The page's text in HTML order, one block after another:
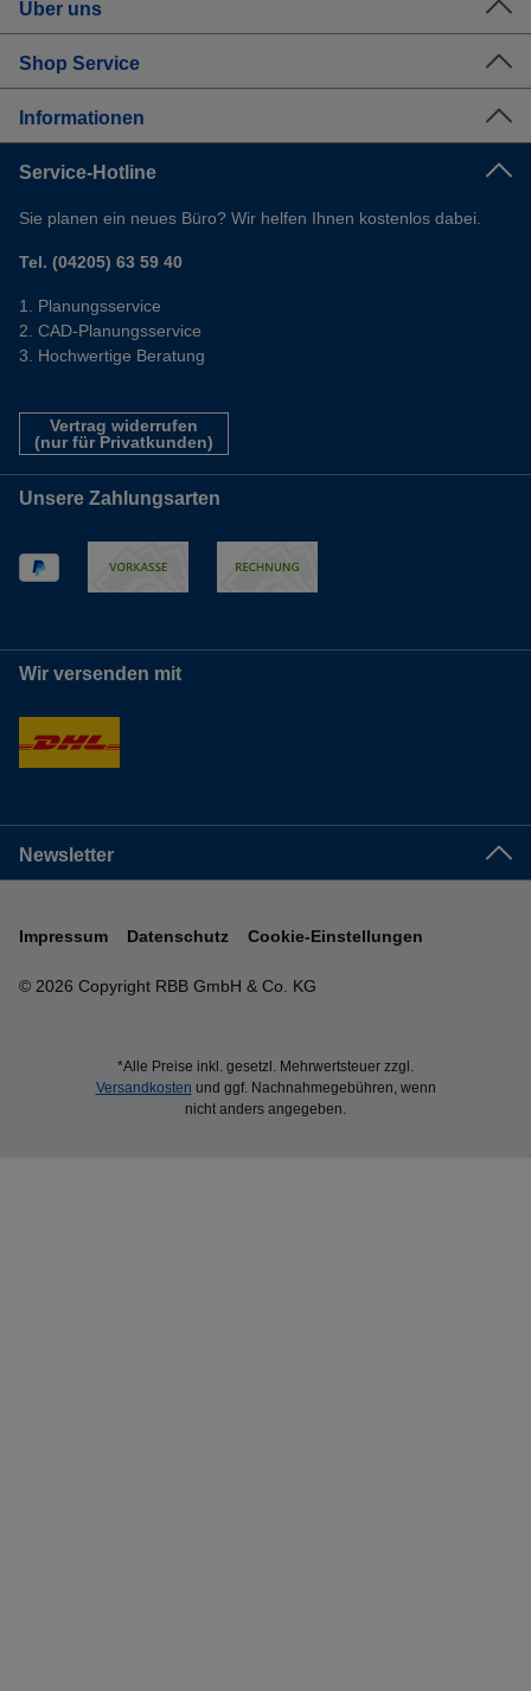
Über uns
Shop Service
Informationen
Service-Hotline
Sie planen ein neues Büro? Wir helfen Ihnen kostenlos dabei.
Tel. (04205) 63 59 40
Planungsservice
CAD-Planungsservice
Hochwertige Beratung
Vertrag widerrufen
(nur für Privatkunden)
Unsere Zahlungsarten
Wir versenden mit
Newsletter
© 2026 Copyright RBB GmbH & Co. KG
Impressum Datenschutz Cookie-Einstellungen
*Alle Preise inkl. gesetzl. Mehrwertsteuer zzgl.
Versandkosten und ggf. Nachnahmegebühren, wenn
nicht anders angegeben.